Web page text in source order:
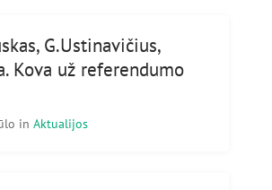
G.Ustinavičius,
Kova už referendumo
in Aktualijos